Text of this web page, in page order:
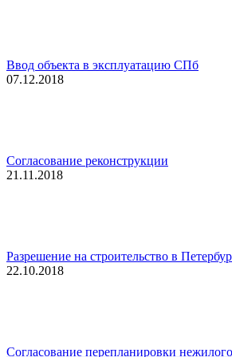
Ввод объекта в эксплуатацию СПб
07.12.2018
Согласование реконструкции
21.11.2018
Разрешение на строительство в
22.10.2018
Согласование перепланировки